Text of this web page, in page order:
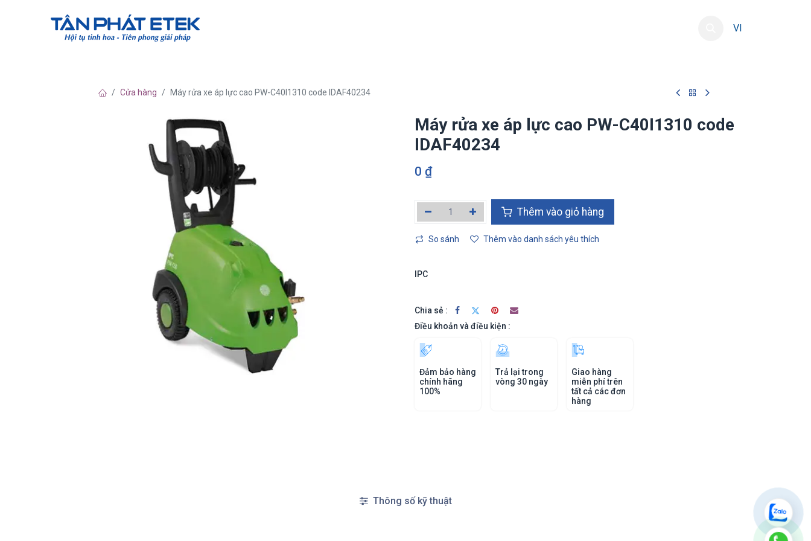
VI
Cửa hàng Máy rửa xe áp lực cao PW-C40I1310 code IDAF40234
Máy rửa xe áp lực cao PW-C40I1310 code
IDAF40234
0 ₫
Thêm vào giỏ hàng
So sánh Thêm vào danh sách yêu thích
IPC
Chia sẻ :
Điều khoản và điều kiện :
Đảm bảo hàng
chính hãng
100%
Trả lại trong
vòng 30 ngày
Giao hàng
miễn phí trên
tất cả các đơn
hàng
Thông số kỹ thuật